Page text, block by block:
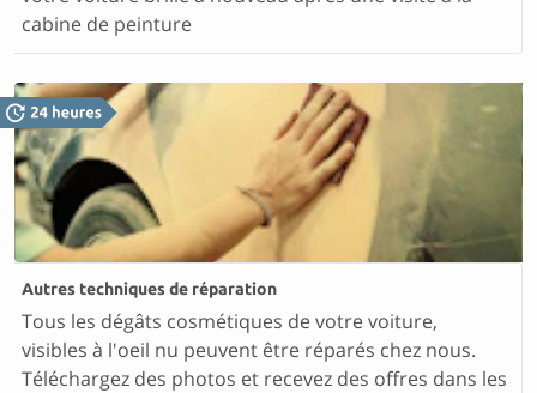
cabine de peinture
Autres techniques de réparation
Tous les dégâts cosmétiques de votre voiture,
visibles à l'oeil nu peuvent être réparés chez nous.
Téléchargez des photos et recevez des offres dans les